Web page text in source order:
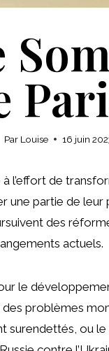
Par Louise 16 juin
l’effort de
une partie de leur
des
actuels.
le
problèmes
surendettés, ou